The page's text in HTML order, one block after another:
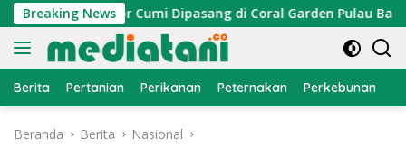
Langsung
ke
konten
Breaking News
Atraktor Cumi Dipasang di Coral Garden Pulau Barrang
Berita Pertanian Perikanan Peternakan Perkebunan
Beranda Berita Nasional